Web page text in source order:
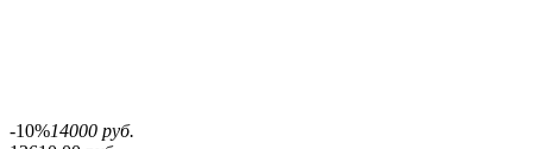
-10%14000 руб.